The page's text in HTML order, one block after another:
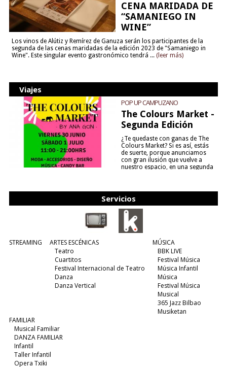
CENA MARIDADA DE
“SAMANIEGO IN
WINE”
Los vinos de Alútiz y Remírez de Ganuza serán los participantes de la
segunda de las cenas maridadas de la edición 2023 de "Samaniego in
Wine". Este singular evento gastronómico tendrá ... (leer más)
Viajes
POP UP CAMPUZANO
The Colours Market -
Segunda Edición
¿Te quedaste con ganas de The
Colours Market? Si es así, estás
de suerte, porque anunciamos
con gran ilusión que vuelve a
nuestro espacio, en una segunda
Servicios
STREAMING
ARTES ESCÉNICAS
Teatro
Cuartitos
Festival Internacional de Teatro
Danza
Danza Vertical
MÚSICA
BBK LIVE
Festival Música
Música Infantil
Música
Festival Música
Musical
365 Jazz Bilbao
Musiketan
FAMILIAR
Musical Familiar
DANZA FAMILIAR
Infantil
Taller Infantil
Opera Txiki